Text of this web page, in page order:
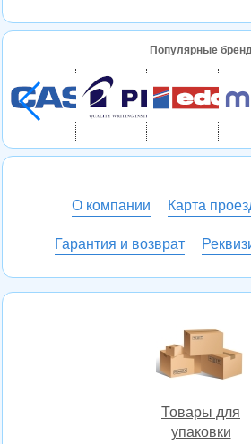
Товары для
упаковки
Популярные
О компании Карта
Гарантия и возврат